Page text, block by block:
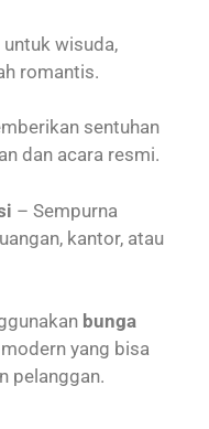
wisuda,
romantis.
sentuhan
dan acara resmi.
– Sempurna
kantor, atau
bunga
yang bisa
pelanggan.